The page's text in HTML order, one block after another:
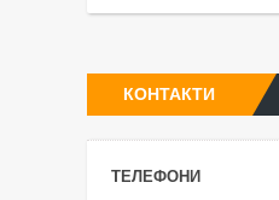
КОНТАКТИ